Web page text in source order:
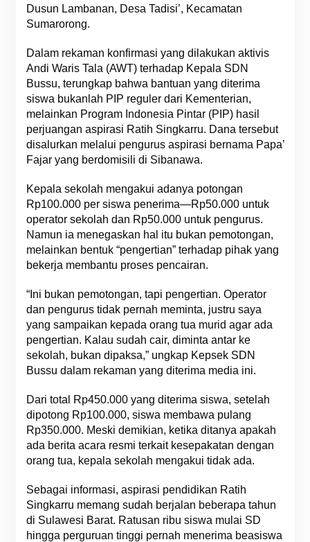
Dusun Lambanan, Desa Tadisi’, Kecamatan
Sumarorong.
Dalam rekaman konfirmasi yang dilakukan aktivis
Andi Waris Tala (AWT) terhadap Kepala SDN
Bussu, terungkap bahwa bantuan yang diterima
siswa bukanlah PIP reguler dari Kementerian,
melainkan Program Indonesia Pintar (PIP) hasil
perjuangan aspirasi Ratih Singkarru. Dana tersebut
disalurkan melalui pengurus aspirasi bernama Papa’
Fajar yang berdomisili di Sibanawa.
Kepala sekolah mengakui adanya potongan
Rp100.000 per siswa penerima—Rp50.000 untuk
operator sekolah dan Rp50.000 untuk pengurus.
Namun ia menegaskan hal itu bukan pemotongan,
melainkan bentuk “pengertian” terhadap pihak yang
bekerja membantu proses pencairan.
“Ini bukan pemotongan, tapi pengertian. Operator
dan pengurus tidak pernah meminta, justru saya
yang sampaikan kepada orang tua murid agar ada
pengertian. Kalau sudah cair, diminta antar ke
sekolah, bukan dipaksa,” ungkap Kepsek SDN
Bussu dalam rekaman yang diterima media ini.
Dari total Rp450.000 yang diterima siswa, setelah
dipotong Rp100.000, siswa membawa pulang
Rp350.000. Meski demikian, ketika ditanya apakah
ada berita acara resmi terkait kesepakatan dengan
orang tua, kepala sekolah mengakui tidak ada.
Sebagai informasi, aspirasi pendidikan Ratih
Singkarru memang sudah berjalan beberapa tahun
di Sulawesi Barat. Ratusan ribu siswa mulai SD
hingga perguruan tinggi pernah menerima beasiswa